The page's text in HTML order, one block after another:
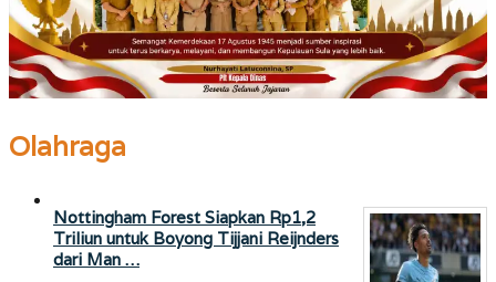
Olahraga
Nottingham Forest Siapkan Rp1,2
Triliun untuk Boyong Tijjani Reijnders
dari Man …